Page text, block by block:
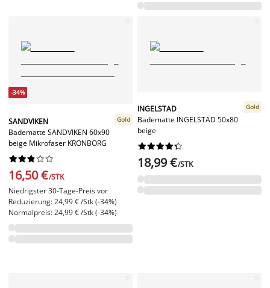
-34%
SANDVIKEN
Badematte SANDVIKEN 60x90
beige Mikrofaser KRONBORG
Gold






16,50 €/STK
Niedrigster 30-Tage-Preis vor
Reduzierung: 24,99 € /Stk (-34%)
Normalpreis: 24,99 € /Stk (-34%)
INGELSTAD
Badematte INGELSTAD 50x80
beige
Gold






18,99 €/STK